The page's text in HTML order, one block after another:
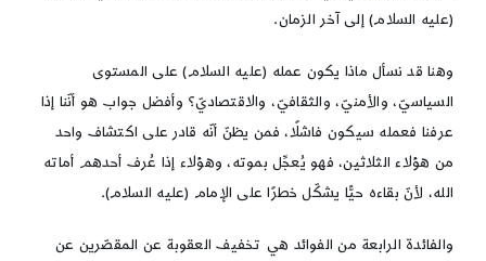
(عليه السلام) إلى آخر الزمان.
وهنا قد نسأل ماذا يكون عمله (عليه السلام) على المستوى
السياسيّ، والأمنيّ، والثقافيّ، والاقتصاديّ؟ وأفضل جواب هو أنّنا إذا
عرفنا فعمله سيكون فاشلًا، فمن يظنّ أنّه قادر على اكتشاف واحد
من هؤلاء الثلاثين، فهو يُعجِّل بموته، وهؤلاء إذا عُرف أحدهم أماته
الله، لأنّ بقاءه حيًّا يشكّل خطرًا على الإمام (عليه السلام).
والفائدة الرابعة من الفوائد هي تخفيف العقوبة عن المقصّرين عن